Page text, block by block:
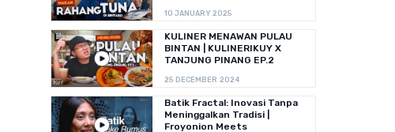
10 JANUARY 2025
KULINER MENAWAN PULAU
BINTAN | KULINERIKUY X
TANJUNG PINANG EP.2
25 DECEMBER 2024
Batik Fractal: Inovasi Tanpa
Meninggalkan Tradisi |
Froyonion Meets